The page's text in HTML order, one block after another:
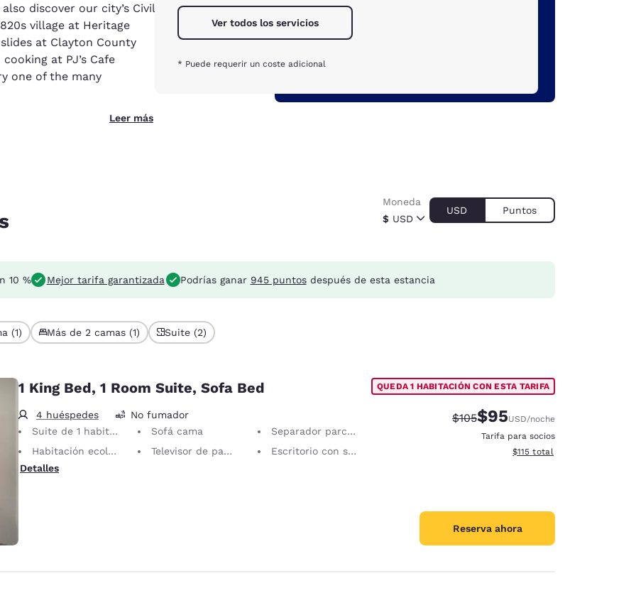
discover our city’s Civil
village at Heritage
at Clayton County
at PJ’s Cafe
one of the many
Leer más
Ver todos los servicios
* Puede requerir un coste adicional
$ USD
Moneda
USD Puntos
10 % Mejor tarifa garantizada Podrías ganar 945 puntosdespués de esta estancia
(1) Más de 2 camas (1) Suite (2)
1 King Bed, 1 Room Suite, Sofa Bed
4 huéspedes
No fumador
Suite de 1 habitación
Sofá cama
Separador parcial de habitaciones
Habitación ecológica
Televisor de pantalla plana
Escritorio con silla ergonómica
Detalles
QUEDA 1 HABITACIÓN CON ESTA TARIFA
Tarifa tachada:
$105Tarifa reducida:
$95USD/noche
Tarifa para socios
Ver detalles totales
$115 total
Reserva ahora